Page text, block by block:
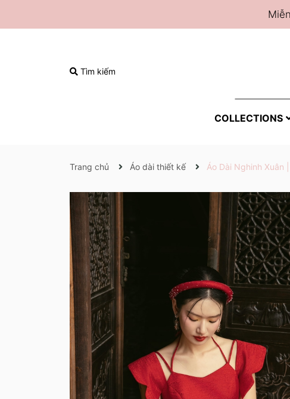
Tìm kiếm
COLLECTIONS
Trang chủ Áo dài thiết kế Áo Dài Nghinh Xuân